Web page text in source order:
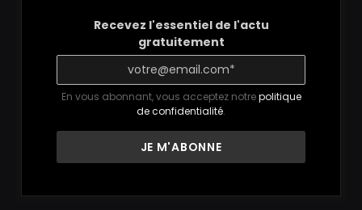
Recevez l'essentiel de l'actu
gratuitement
En vous abonnant, vous acceptez notrepolitique
de confidentialité.